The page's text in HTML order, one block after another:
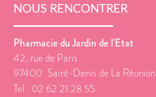
NOUS RENCONTRER
Pharmacie du Jardin de l'Etat
42, rue de Paris
97400 Saint-Denis de La Réunion
Tel : 02 62 21 28 55